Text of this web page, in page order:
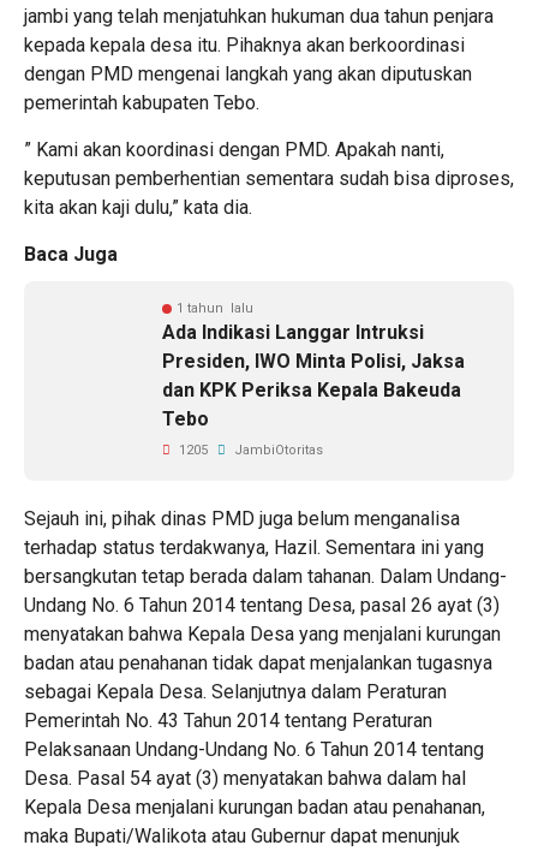
jambi yang telah menjatuhkan hukuman dua tahun penjara
kepada kepala desa itu. Pihaknya akan berkoordinasi
dengan PMD mengenai langkah yang akan diputuskan
pemerintah kabupaten Tebo.
” Kami akan koordinasi dengan PMD. Apakah nanti,
keputusan pemberhentian sementara sudah bisa diproses,
kita akan kaji dulu,” kata dia.
Baca Juga
1 tahun lalu
Ada Indikasi Langgar Intruksi
Presiden, IWO Minta Polisi, Jaksa
dan KPK Periksa Kepala Bakeuda
Tebo
1205 JambiOtoritas
Sejauh ini, pihak dinas PMD juga belum menganalisa
terhadap status terdakwanya, Hazil. Sementara ini yang
bersangkutan tetap berada dalam tahanan. Dalam Undang-
Undang No. 6 Tahun 2014 tentang Desa, pasal 26 ayat (3)
menyatakan bahwa Kepala Desa yang menjalani kurungan
badan atau penahanan tidak dapat menjalankan tugasnya
sebagai Kepala Desa. Selanjutnya dalam Peraturan
Pemerintah No. 43 Tahun 2014 tentang Peraturan
Pelaksanaan Undang-Undang No. 6 Tahun 2014 tentang
Desa. Pasal 54 ayat (3) menyatakan bahwa dalam hal
Kepala Desa menjalani kurungan badan atau penahanan,
maka Bupati/Walikota atau Gubernur dapat menunjuk